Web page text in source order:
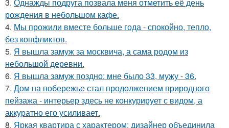
рождения в небольшом кафе.
4. Мы прожили вместе больше года - спокойно, тепло,
без конфликтов.
5. Я вышла замуж за москвича, а сама родом из
небольшой деревни.
6. Я вышла замуж поздно: мне было 33, мужу - 36.
7. Дом на побережье стал продолжением природного
пейзажа - интерьер здесь не конкурирует с видом, а
аккуратно его усиливает.
8. Яркая квартира с характером: дизайнер объединила